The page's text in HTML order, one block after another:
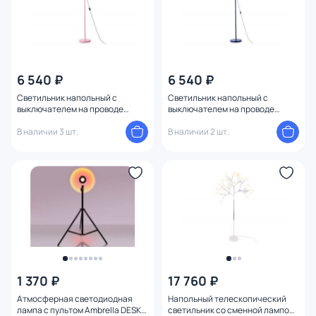
6 540 ₽
Светильник напольный с
выключателем на проводе
Ambrella TRADITIONAL TR97645
В наличии 3 шт.
6 540 ₽
Светильник напольный с
выключателем на проводе
Ambrella TRADITIONAL TR97647
В наличии 2 шт.
1 370 ₽
Атмосферная светодиодная
лампа с пультом Ambrella DESK
17 760 ₽
Напольный телескопический
светильник со сменной лампой